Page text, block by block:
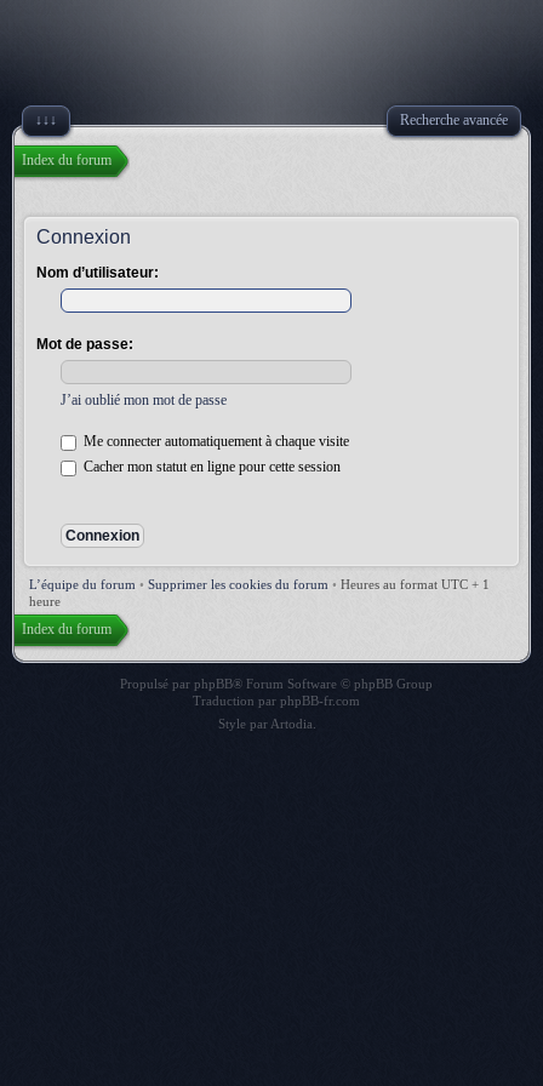
↓↓↓ Recherche avancée
Index du forum
Connexion
Nom d’utilisateur:
Mot de passe:
J’ai oublié mon mot de passe
Me connecter automatiquement à chaque visite
Cacher mon statut en ligne pour cette session
L’équipe du forum • Supprimer les cookies du forum • Heures au format UTC + 1
heure
Index du forum
Propulsé par phpBB® Forum Software © phpBB Group
Traduction par phpBB-fr.com
Style par Artodia